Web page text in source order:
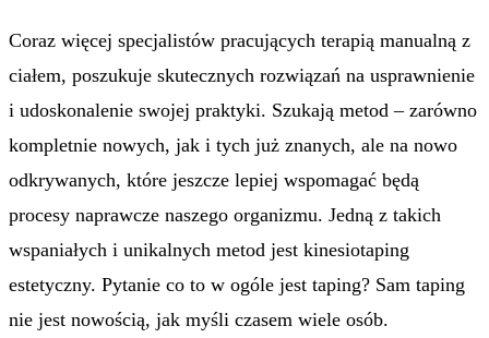
Coraz więcej specjalistów pracujących terapią manualną z
ciałem, poszukuje skutecznych rozwiązań na usprawnienie
i udoskonalenie swojej praktyki. Szukają metod – zarówno
kompletnie nowych, jak i tych już znanych, ale na nowo
odkrywanych, które jeszcze lepiej wspomagać będą
procesy naprawcze naszego organizmu. Jedną z takich
wspaniałych i unikalnych metod jest kinesiotaping
estetyczny. Pytanie co to w ogóle jest taping? Sam taping
nie jest nowością, jak myśli czasem wiele osób.